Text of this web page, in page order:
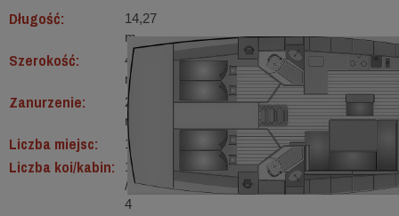
Długość:
14,27
m
Szerokość:
4,35
m
Zanurzenie:
2,1
m
Liczba miejsc: 10
Liczba koi/kabin:
10
/
4